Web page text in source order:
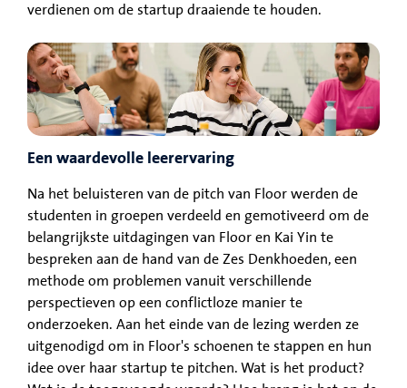
verdienen om de startup draaiende te houden.
Een waardevolle leerervaring
Na het beluisteren van de pitch van Floor werden de
studenten in groepen verdeeld en gemotiveerd om de
belangrijkste uitdagingen van Floor en Kai Yin te
bespreken aan de hand van de Zes Denkhoeden, een
methode om problemen vanuit verschillende
perspectieven op een conflictloze manier te
onderzoeken. Aan het einde van de lezing werden ze
uitgenodigd om in Floor's schoenen te stappen en hun
idee over haar startup te pitchen. Wat is het product?